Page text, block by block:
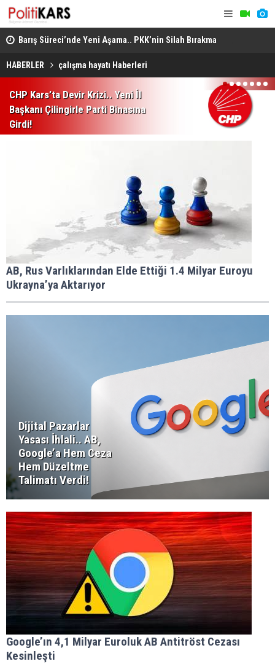
Barış Süreci’nde Yeni Aşama.. PKK’nin Silah Bırakma
Kararından Meclis’teki “Çerçeve Yasa”na!
HABERLER çalışma hayatı Haberleri
CHP Kars’ta Devir Krizi.. Yeni İl
Başkanı Çilingirle Parti Binasına
Girdi!
1 2 3 4 5 6 7
AB, Rus Varlıklarından Elde Ettiği 1.4 Milyar Euroyu
Ukrayna’ya Aktarıyor
Dijital Pazarlar
Yasası İhlali.. AB,
Google’a Hem Ceza
Hem Düzeltme
Talimatı Verdi!
Google’ın 4,1 Milyar Euroluk AB Antitröst Cezası
Kesinleşti